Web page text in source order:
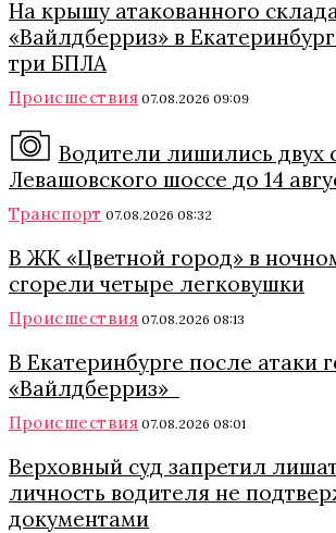
На крышу атакованного
«Вайлдберриз» в
три БПЛА
Происшествия 07.08.2026 09:09
Водители лишились двух
Левашовского шоссе до 14
Транспорт 07.08.2026 08:32
В ЖК «Цветной город» в
сгорели четыре легковушки
Происшествия 07.08.2026 08:13
В Екатеринбурге после атаки
«Вайлдберриз»
Происшествия 07.08.2026 08:01
Верховный суд запретил
личность водителя не
документами